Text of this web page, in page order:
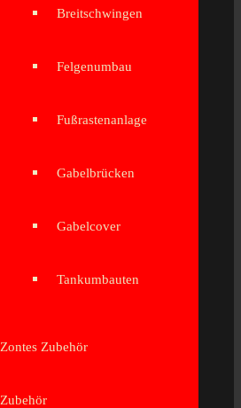
Breitschwingen
Felgenumbau
Fußrastenanlage
Gabelbrücken
Gabelcover
Tankumbauten
Zontes Zubehör
Zubehör